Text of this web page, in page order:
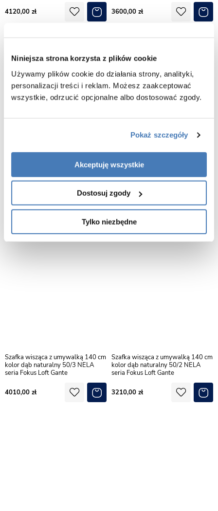
Niniejsza strona korzysta z plików cookie
Używamy plików cookie do działania strony, analityki,
personalizacji treści i reklam. Możesz zaakceptować
wszystkie, odrzucić opcjonalne albo dostosować zgody.
Pokaż szczegóły
Akceptuję wszystkie
Dostosuj zgody
Tylko niezbędne
4120,00 3600,00
umywalkami nablatowymi 160 cm
kolor dąb naturalny seria Fokus Loft
3840,00
Szafka wisząca z umywalką 140 cm
kolor dąb naturalny 50/4 NELA
seria Fokus Loft Gante
3460,00
Szafka wisząca z umywalką 140 cm
kolor dąb naturalny 50/3 NELA
seria Fokus Loft Gante
4010,00
Szafka wisząca z umywalką 140 cm
kolor dąb naturalny 50/2 NELA
seria Fokus Loft Gante
3210,00